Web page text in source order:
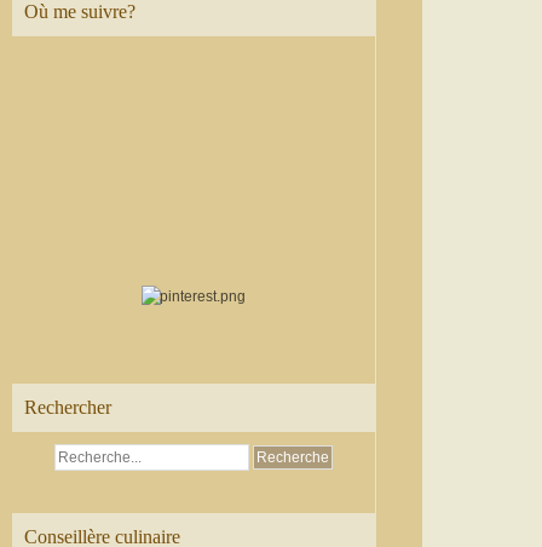
Où me suivre?
Rechercher
Conseillère culinaire